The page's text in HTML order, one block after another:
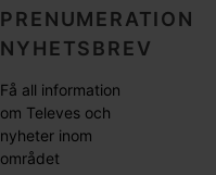
PRENUMERATION
NYHETSBREV
Få all information
om Televes och
nyheter inom
området